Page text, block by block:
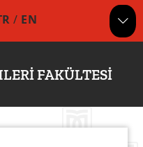
/ EN
FAKÜLTESİ